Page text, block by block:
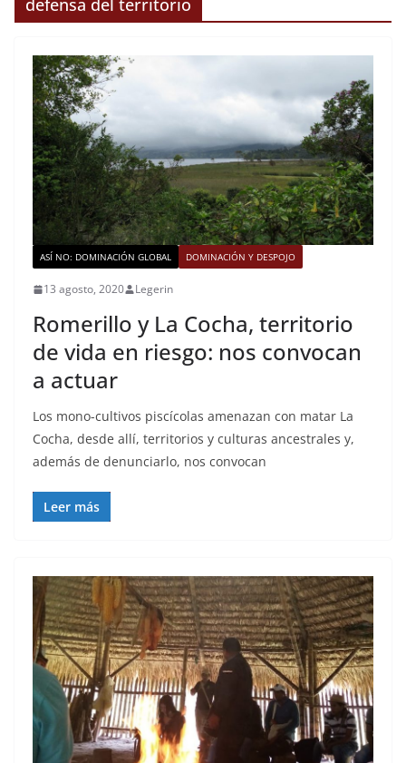
defensa del territorio
ASÍ NO: DOMINACIÓN GLOBAL DOMINACIÓN Y DESPOJO
13 agosto, 2020 Legerin
Romerillo y La Cocha, territorio
de vida en riesgo: nos convocan
a actuar
Los mono-cultivos piscícolas amenazan con matar La
Cocha, desde allí, territorios y culturas ancestrales y,
además de denunciarlo, nos convocan
Leer más